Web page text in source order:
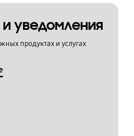
уведомления
продуктах и услугах